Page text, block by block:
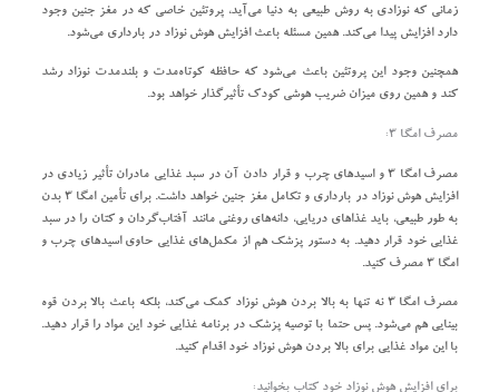
زمانی که نوزادی به روش طبیعی به دنیا می‌آید، پروتئین خاصی که در مغز جنین وجود
دارد افزایش پیدا می‌کند. همین مسئله باعث افزایش هوش نوزاد در بارداری می‌شود.
همچنین وجود این پروتئین باعث می‌شود که حافظه کوتاه‌مدت و بلندمدت نوزاد رشد
کند و همین روی میزان ضریب هوشی کودک تأثیرگذار خواهد بود.
مصرف امگا ۳:
مصرف امگا ۳ و اسیدهای چرب و قرار دادن آن در سبد غذایی مادران تأثیر زیادی در
افزایش هوش نوزاد در بارداری و تکامل مغز جنین خواهد داشت. برای تأمین امگا ۳ بدن
به طور طبیعی، باید غذاهای دریایی، دانه‌های روغنی مانند آفتاب‌گردان و کتان را در سبد
غذایی خود قرار دهید. به دستور پزشک هم از مکمل‌های غذایی حاوی اسیدهای چرب و
امگا ۳ مصرف کنید.
مصرف امگا ۳ نه‌ تنها به بالا بردن هوش نوزاد کمک می‌کند، بلکه باعث بالا بردن قوه
بینایی هم می‌شود. پس حتما با توصیه پزشک در برنامه غذایی خود این مواد را قرار دهید.
با این مواد غذایی برای بالا بردن هوش نوزاد خود اقدام کنید.
برای افزایش هوش نوزاد خود کتاب بخوانید: